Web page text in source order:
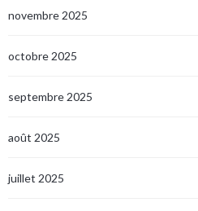
novembre 2025
octobre 2025
septembre 2025
août 2025
juillet 2025